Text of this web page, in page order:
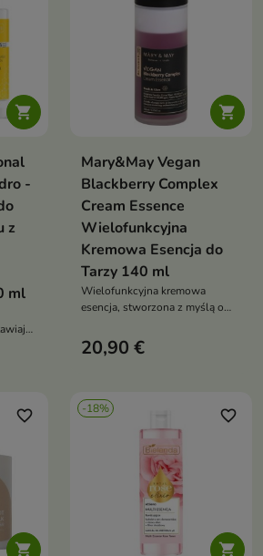

-
z
ml

Mary&May Vegan
Blackberry Complex
Cream Essence
Wielofunkcyjna
Kremowa Esencja do
Tarzy 140 ml
Wielofunkcyjna kremowa
esencja, stworzona z myślą o
ukojeniu skóry
20,90 €

favorite_border -18%

favorite_border